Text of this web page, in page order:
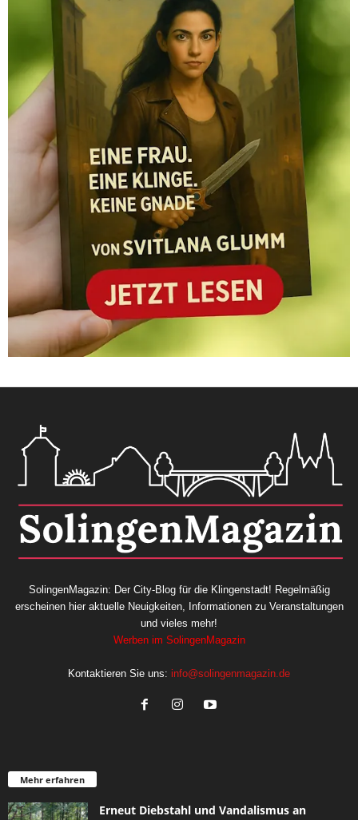
SolingenMagazin: Der City-Blog für die Klingenstadt! Regelmäßig
erscheinen hier aktuelle Neuigkeiten, Informationen zu Veranstaltungen
und vieles mehr!
Werben im SolingenMagazin
Kontaktieren Sie uns: info@solingenmagazin.de
Mehr erfahren
Erneut Diebstahl und Vandalismus an